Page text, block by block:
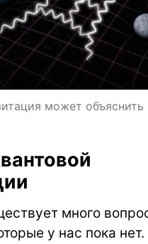
может объяснить
много
у нас пока нет.